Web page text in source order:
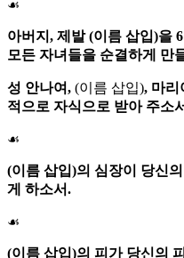
☙
아버지, 제발 (이름 삽입)을
모든 자녀들을 순결하게 만
성 안나여, (이름 삽입), 마리
적으로 자식으로 받아 주소
☙
(이름 삽입)의 심장이 당신
게 하소서.
☙
(이름 삽입)의 피가 당신의